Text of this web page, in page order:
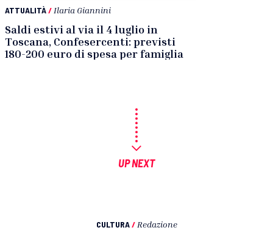
ATTUALITÀ/ Ilaria Giannini
Saldi estivi al via il 4 luglio in
Toscana, Confesercenti: previsti
180-200 euro di spesa per famiglia
UP NEXT
CULTURA / Redazione